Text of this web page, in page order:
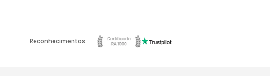
Reconhecimentos